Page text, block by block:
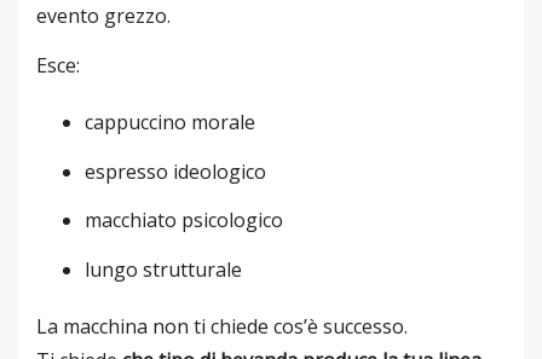
evento grezzo.
Esce:
cappuccino morale
espresso ideologico
macchiato psicologico
lungo strutturale
La macchina non ti chiede cos’è successo.